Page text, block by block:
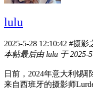
lulu
2025-5-28 12:10:42 #摄影
本帖最后由 lulu 于 2025-
日前，2024年意大利锡
来自西班牙的摄影师